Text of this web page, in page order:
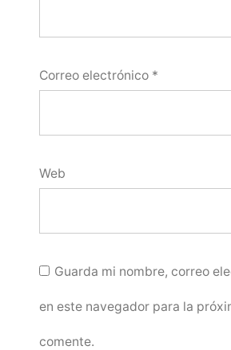
Correo electrónico *
Web
Guarda mi nombre, correo
en este navegador para la
comente.